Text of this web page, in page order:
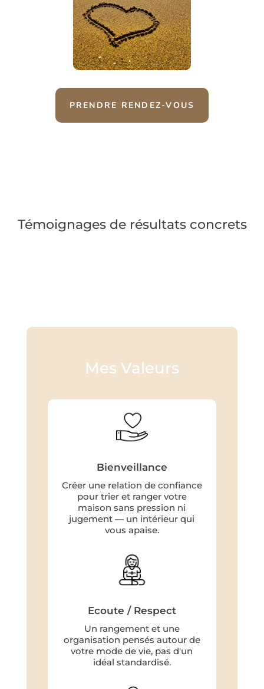
PRENDRE RENDEZ-VOUS
Témoignages de résultats concrets
Mes Valeurs
Bienveillance
Créer une relation de confiance
pour trier et ranger votre
maison sans pression ni
jugement — un intérieur qui
vous apaise.
Ecoute / Respect
Un rangement et une
organisation pensés autour de
votre mode de vie, pas d'un
idéal standardisé.